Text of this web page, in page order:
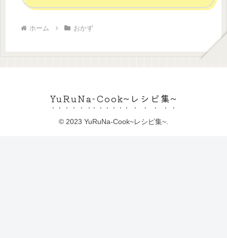
ホーム おかず
YuRuNa-Cook~レシピ集~
© 2023 YuRuNa-Cook~レシピ集~.